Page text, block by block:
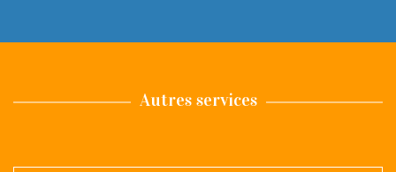
Autres services